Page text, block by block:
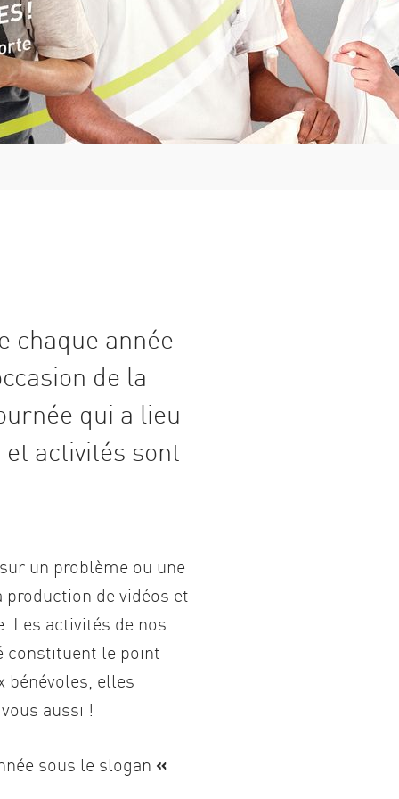
chaque année
de la
qui a lieu
activités sont
un problème ou une
production de vidéos et
Les activités de nos
constituent le point
bénévoles, elles
aussi !
sous le slogan «